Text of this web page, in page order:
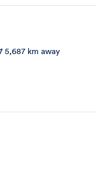
5,687 km away